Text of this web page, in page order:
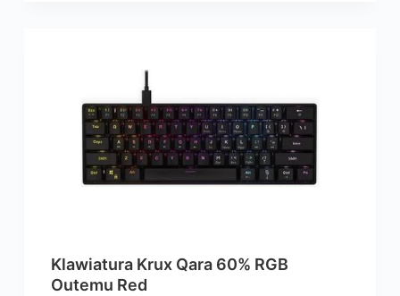
Klawiatura Krux Qara 60% RGB
Outemu Red